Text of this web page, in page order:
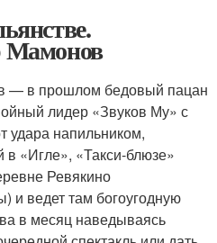
Мамонов
— в прошлом бедовый пацан
лидер «Звуков Му» с
удара напильником,
в «Игле», «Такси-блюзе»
Ревякино
и ведет там богоугодную
в месяц наведываясь